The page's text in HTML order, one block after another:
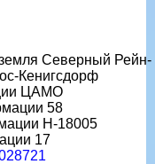
Северный Рейн-
Кенигсдорф
ЦАМО
58
H-18005
17